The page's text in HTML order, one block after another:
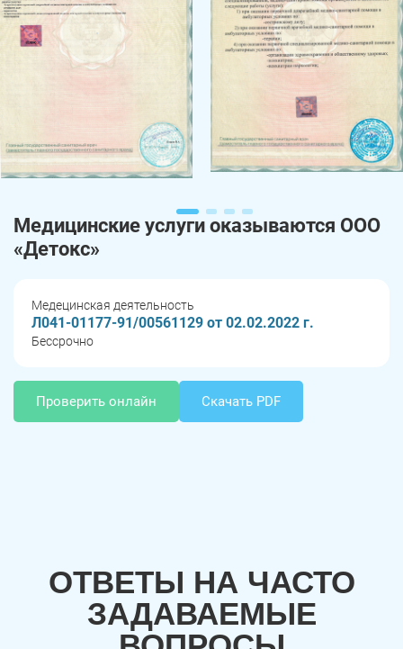
Медицинские услуги оказываются ООО
«Детокс»
Медецинская деятельность
Л041-01177-91/00561129 от 02.02.2022 г.
Бессрочно
Проверить онлайн Скачать PDF
ОТВЕТЫ НА ЧАСТО
ЗАДАВАЕМЫЕ